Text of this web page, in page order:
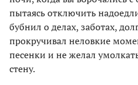
пытаясь отключить
бубнил о делах, заботах,
прокручивал неловкие
песенки и не желал
стену.